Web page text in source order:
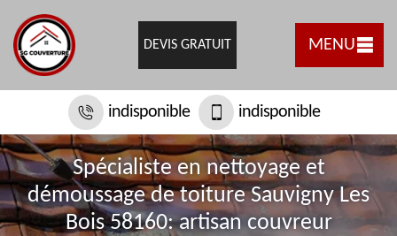
DEVIS GRATUIT MENU
indisponible indisponible
Spécialiste en nettoyage et
démoussage de toiture Sauvigny Les
Bois 58160: artisan couvreur